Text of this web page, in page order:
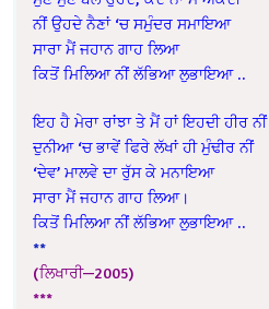
ਨੀਂ ਉਹਦੇ ਨੈਣਾਂ ‘ਚ ਸਮੁੰਦਰ ਸਮਾਇਆ
ਸਾਰਾ ਮੈਂ ਜਹਾਨ ਗਾਹ ਲਿਆ
ਕਿਤੋਂ ਮਿਲਿਆ ਨੀਂ ਲੱਭਿਆ ਲੁਭਾਇਆ ..
ਇਹ ਹੈ ਮੇਰਾ ਰਾਂਝਾ ਤੇ ਮੈਂ ਹਾਂ ਇਹਦੀ ਹੀਰ ਨੀਂ
ਦੁਨੀਆ ‘ਚ ਭਾਵੇਂ ਫਿਰੇ ਲੱਖਾਂ ਹੀ ਮੁੰਢੀਰ ਨੀਂ
‘ਦੇਵ’ ਮਾਲਵੇ ਦਾ ਰੁੱਸ ਕੇ ਮਨਾਇਆ
ਸਾਰਾ ਮੈਂ ਜਹਾਨ ਗਾਹ ਲਿਆ।
ਕਿਤੋਂ ਮਿਲਿਆ ਨੀਂ ਲੱਭਿਆ ਲੁਭਾਇਆ ..
**
(ਲਿਖਾਰੀ—2005)
***